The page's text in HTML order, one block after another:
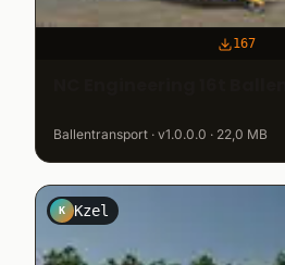
167
Ballentransport · v1.0.0.0 · 22,0 MB
K Kzel